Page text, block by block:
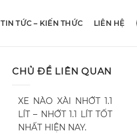
TIN TỨC – KIẾN THỨC LIÊN HỆ
CHỦ ĐỀ LIÊN QUAN
XE NÀO XÀI NHỚT 1.1
LÍT – NHỚT 1.1 LÍT TỐT
NHẤT HIỆN NAY.